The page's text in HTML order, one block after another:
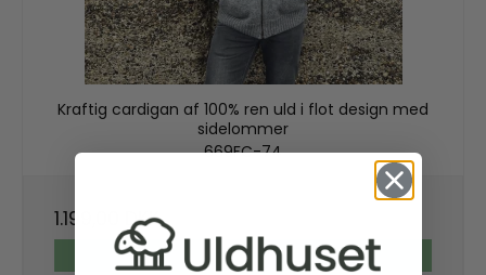
Kraftig cardigan af 100% ren uld i flot design med
sidelommer
669FC-74
1.199,00 DKK
VIS PRODUKT